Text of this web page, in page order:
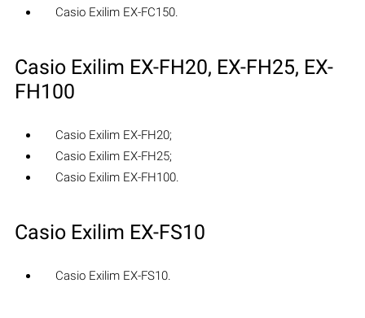
Casio Exilim EX-FC150.
Casio Exilim EX-FH20, EX-FH25, EX-
FH100
Casio Exilim EX-FH20;
Casio Exilim EX-FH25;
Casio Exilim EX-FH100.
Casio Exilim EX-FS10
Casio Exilim EX-FS10.